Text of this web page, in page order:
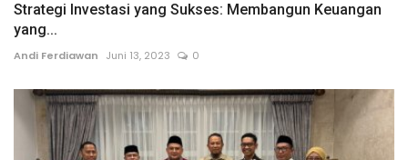
Strategi Investasi yang Sukses: Membangun Keuangan
yang...
Andi Ferdiawan Juni 13, 2023 0